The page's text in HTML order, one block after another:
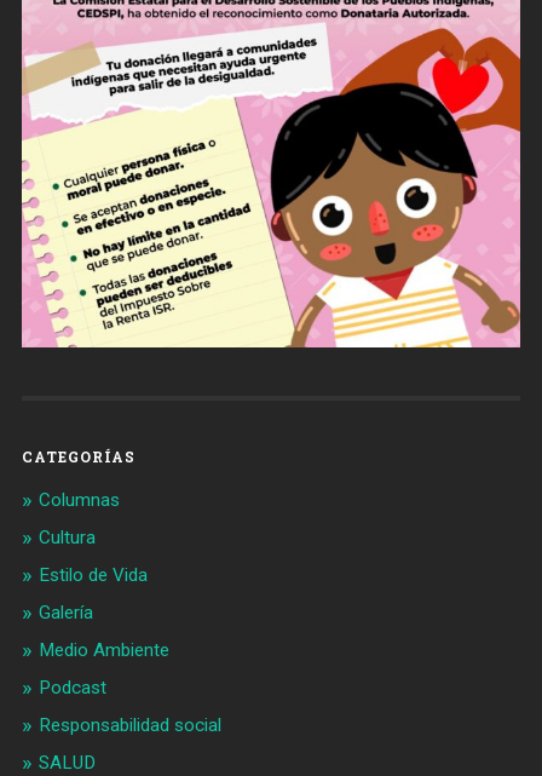
CATEGORÍAS
Columnas
Cultura
Estilo de Vida
Galería
Medio Ambiente
Podcast
Responsabilidad social
SALUD